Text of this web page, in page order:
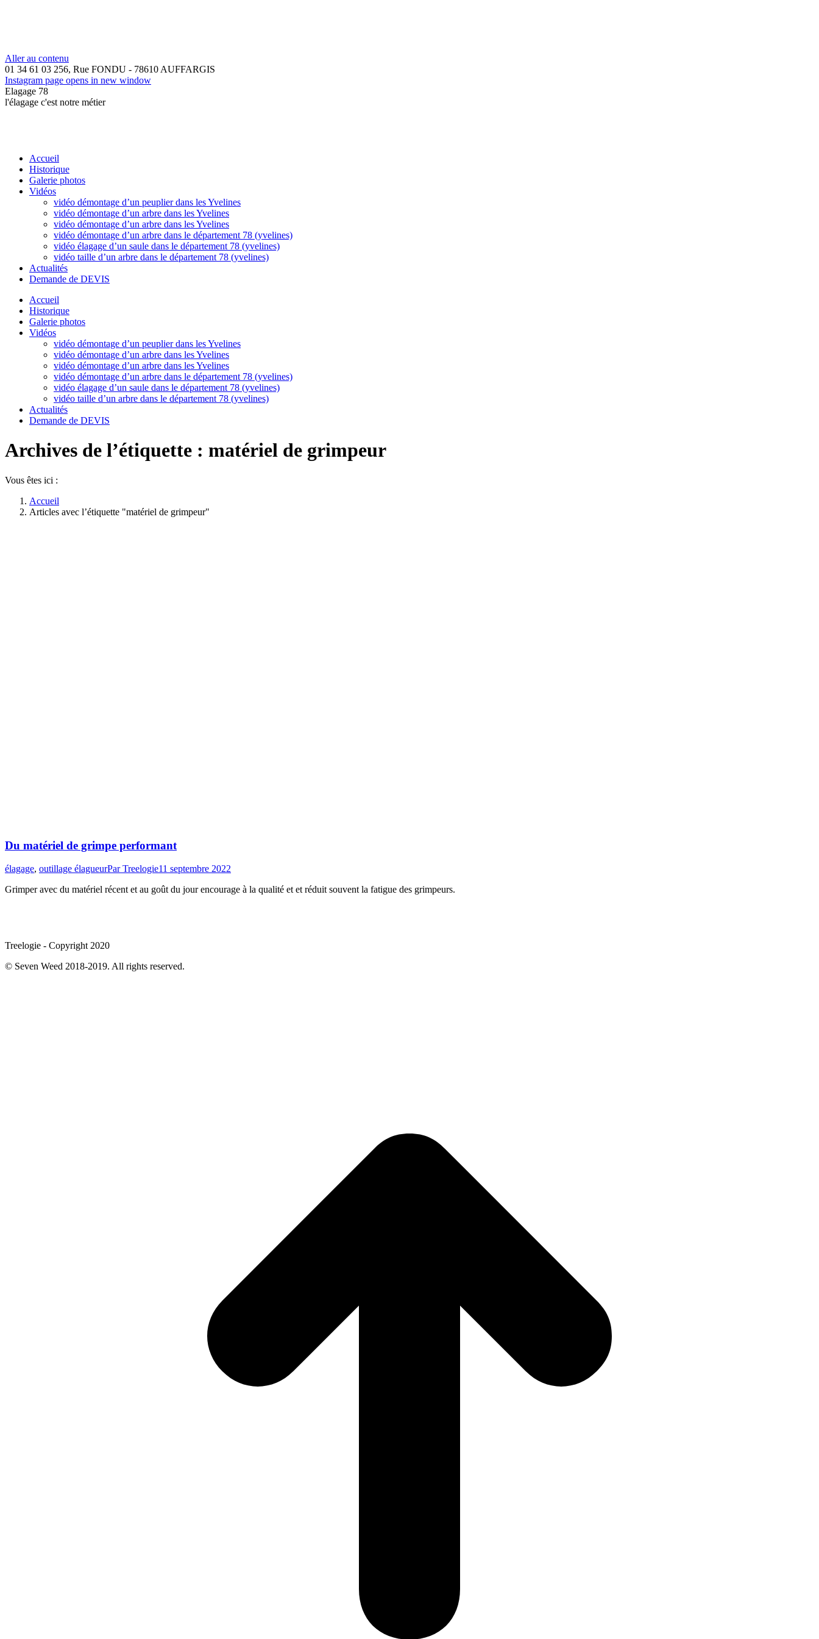
Aller au contenu
01 34 61 03 256, Rue FONDU - 78610 AUFFARGIS
Instagram page opens in new window
Elagage 78
l'élagage c'est notre métier
Accueil
Historique
Galerie photos
Vidéos
vidéo démontage d’un peuplier dans les Yvelines
vidéo démontage d’un arbre dans les Yvelines
vidéo démontage d’un arbre dans les Yvelines
vidéo démontage d’un arbre dans le département 78 (yvelines)
vidéo élagage d’un saule dans le département 78 (yvelines)
vidéo taille d’un arbre dans le département 78 (yvelines)
Actualités
Demande de DEVIS
Accueil
Historique
Galerie photos
Vidéos
vidéo démontage d’un peuplier dans les Yvelines
vidéo démontage d’un arbre dans les Yvelines
vidéo démontage d’un arbre dans les Yvelines
vidéo démontage d’un arbre dans le département 78 (yvelines)
vidéo élagage d’un saule dans le département 78 (yvelines)
vidéo taille d’un arbre dans le département 78 (yvelines)
Actualités
Demande de DEVIS
Archives de l’étiquette : matériel de grimpeur
Vous êtes ici :
Accueil
Articles avec l’étiquette "matériel de grimpeur"
Du matériel de grimpe performant
élagage, outillage élagueurParTreelogie11 septembre 2022
Grimper avec du matériel récent et au goût du jour encourage à la qualité et et réduit souvent la fatigue des grimpeurs.
Treelogie - Copyright 2020
© Seven Weed 2018-2019. All rights reserved.